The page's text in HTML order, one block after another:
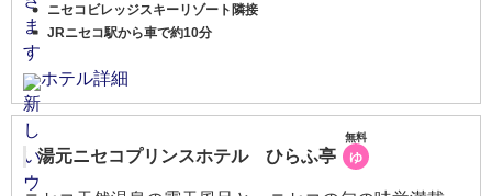
ニセコビレッジスキーリゾート隣接
JRニセコ駅から車で約10分
ホテル詳細
湯元ニセコプリンスホテル ひらふ亭
無料
ゆ